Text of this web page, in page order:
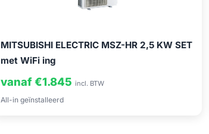
MITSUBISHI ELECTRIC MSZ-HR 2,5 KW SET
met WiFi ing
vanaf €1.845 incl. BTW
All-in geïnstalleerd